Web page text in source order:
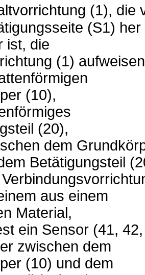
(1), die
(S1) her
ist, die
(1)
(10),
(20),
dem
Betätigungsteil
aus einem
Material,
ein Sensor (41, 42,
zwischen dem
(10) und dem